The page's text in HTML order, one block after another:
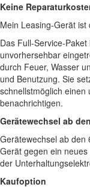
Keine
Mein Leasing-Gerät ist
Das Full-Service-
unvorhersehbar
durch Feuer, Wasser
und Benutzung. Sie
schnellstmöglich
benachrichtigen.
Gerätewechsel ab
Gerätewechsel ab den
Gerät gegen ein
der
Kaufoption